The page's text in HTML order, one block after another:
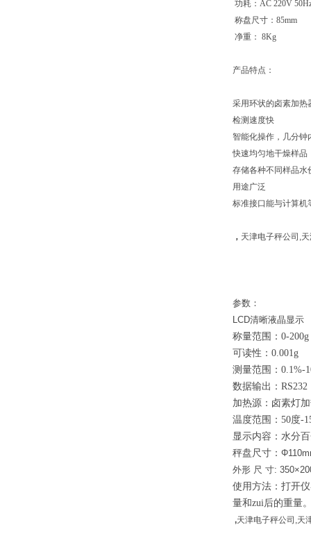
功耗：AC 220V
称盘尺寸：
净重： 8Kg
产品特点：
采用环状的卤素加
检测速度快
智能化操作，几分
快速均匀地干燥样
存储各种不同样品
用途广泛
标准接口能与计算
， 天津电子秤公司,
参数：
LCD清晰液晶显示
称量范围： 0-200g
可读性： 0.001g
测量范围： 0.1%-
数据输出： RS232
加热源：卤素灯
温度范围： 50度-
显示内容：水分
秤盘尺寸：
外形 尺 寸:
使用方法：打开
量和zui后的重量
,天津电子秤公司,天